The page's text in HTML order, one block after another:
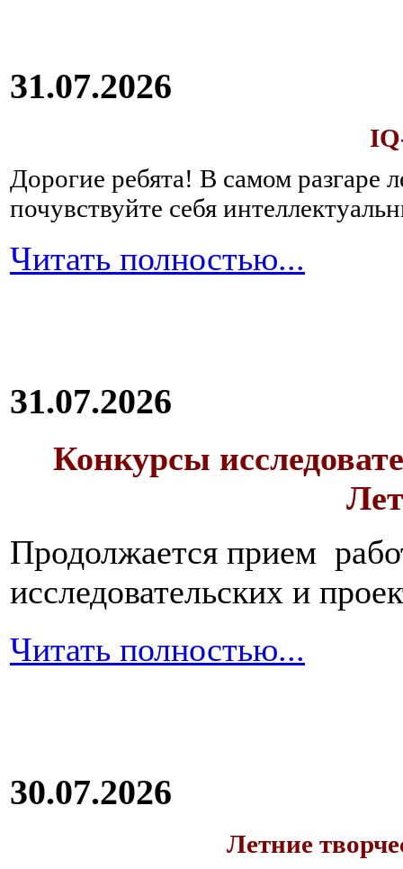
31.07.2026
Дорогие ребята! В самом разгаре
почувствуйте себя
Читать полностью...
31.07.2026
Конкурсы
Продолжается прием
исследовательских и
Читать полностью...
30.07.2026
Летние